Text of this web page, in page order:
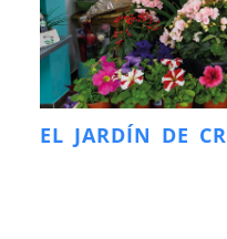
EL JARDÍN DE